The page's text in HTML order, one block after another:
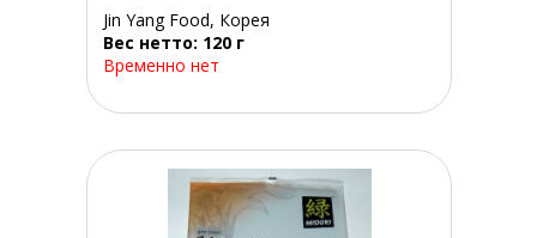
Jin Yang Food, Корея
Вес нетто: 120 г
Временно нет